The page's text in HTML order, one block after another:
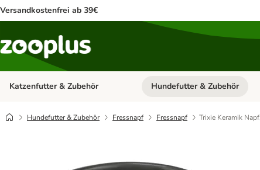
Versandkostenfrei ab 39€
Katzenfutter & Zubehör Kategorie-Menü öffnen:
Hundefutter & Zubehör
Hundefutter & Zubehör Fressnapf Fressnapf Trixie Keramik